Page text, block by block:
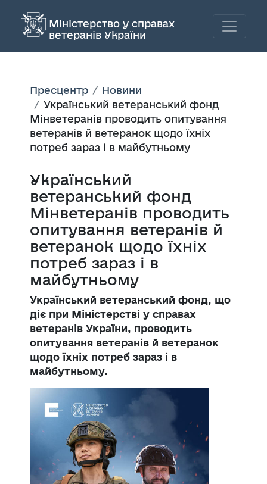
Міністерство у справах
ветеранів України
Пресцентр
Новини
Український ветеранський фонд
Мінветеранів проводить опитування
ветеранів й ветеранок щодо їхніх
потреб зараз і в майбутньому
Український
ветеранський фонд
Мінветеранів проводить
опитування ветеранів й
ветеранок щодо їхніх
потреб зараз і в
майбутньому
Український ветеранський фонд, що
діє при Міністерстві у справах
ветеранів України, проводить
опитування ветеранів й ветеранок
щодо їхніх потреб зараз і в
майбутньому.